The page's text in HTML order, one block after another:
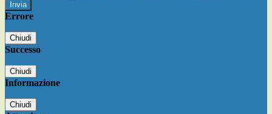
Errore
Chiudi
Successo
Chiudi
Informazione
Chiudi